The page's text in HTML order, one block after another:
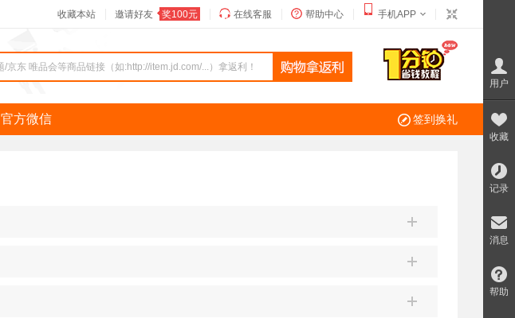
收藏本站 邀请好友 奖100元 在线客服 帮助中心 手机APP
官方微信 签到换礼
用户
收藏
记录
消息
帮助